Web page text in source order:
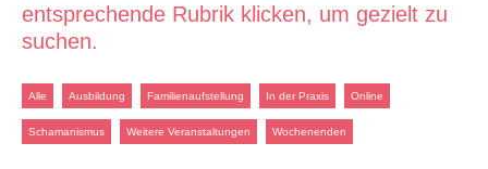
entsprechende Rubrik klicken, um gezielt zu
suchen.
Alle Ausbildung Familienaufstellung In der Praxis Online
Schamanismus Weitere Veranstaltungen Wochenenden